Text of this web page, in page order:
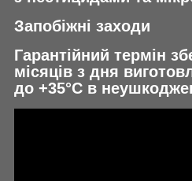
Запобіжні заходи
Гарантійний термін
місяців з дня
до +35°С в